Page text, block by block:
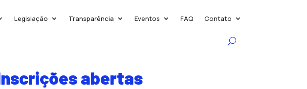
Legislação Transparência Eventos FAQ Contato
abertas